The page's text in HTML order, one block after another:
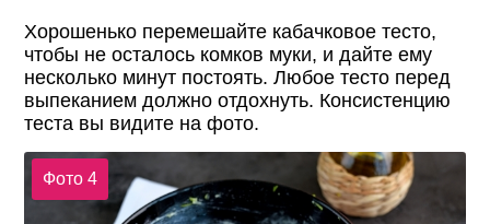
Хорошенько перемешайте кабачковое тесто,
чтобы не осталось комков муки, и дайте ему
несколько минут постоять. Любое тесто перед
выпеканием должно отдохнуть. Консистенцию
теста вы видите на фото.
Фото 4